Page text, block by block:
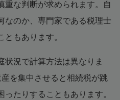
重な判断が求められます。自
なのか、専門家である税理士
もあります。
状況で計算方法は異なりま
を集中させると相続税が跳
たりすることもあります。